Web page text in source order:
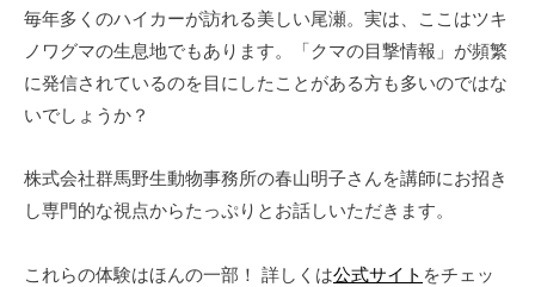
毎年多くのハイカーが訪れる美しい尾瀬。実は、ここはツキ
ノワグマの生息地でもあります。「クマの目撃情報」が頻繁
に発信されているのを目にしたことがある方も多いのではな
いでしょうか？
株式会社群馬野生動物事務所の春山明子さんを講師にお招き
し専門的な視点からたっぷりとお話しいただきます。
これらの体験はほんの一部！ 詳しくは公式サイト をチェッ